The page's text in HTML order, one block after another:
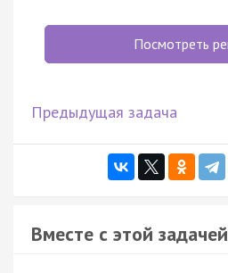
Посмотреть
Предыдущая задача
Вместе с этой